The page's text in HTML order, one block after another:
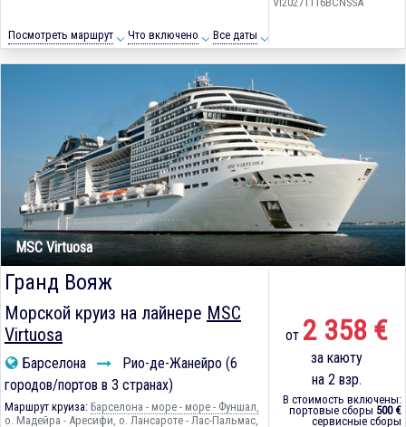
Посмотреть маршрут Что включено Все даты
MSC Virtuosa
Гранд Вояж
Морской круиз на лайнере MSC
Virtuosa
Барселона
Рио-де-Жанейро (6
городов/портов в 3 странах)
Маршрут круиза: Барселона - море - море - Фуншал,
о. Мадейра - Аресифи, о. Лансароте - Лас-Пальмас,
от 2 358 €
за каюту
на 2 взр.
В стоимость включены:
портовые сборы 500 €
сервисные сборы